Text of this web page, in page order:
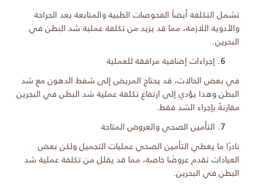
تشمل التكلفة أيضاً الفحوصات الطبية والمتابعة بعد الجراحة
والأدوية اللازمة، مما قد يزيد من تكلفة عملية شد البطن في
البحرين.
إجراءات إضافية مرافقة للعملية
في بعض الحالات، قد يحتاج المريض إلى شفط الدهون مع شد
البطن وهذا يؤدي إلى ارتفاع تكلفة عملية شد البطن في البحرين
مقارنةً بإجراء الشد فقط.
التأمين الصحي والعروض المتاحة
نادرًا ما يغطي التأمين الصحي عمليات التجميل ولكن بعض
العيادات تقدم عروضًا خاصة، مما قد يقلل من تكلفة عملية شد
البطن في البحرين.